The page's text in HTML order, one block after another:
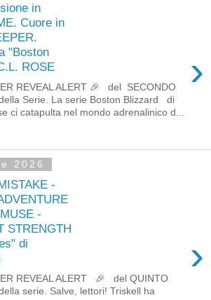
in
Cuore in
"Boston
ROSE
›
REVEAL ALERT 🎉 del SECONDO
Serie. La serie Boston Blizzard di
ci catapulta nel mondo adrenalinico d...
2026
-
-
STRENGTH
di
›
REVEAL ALERT 🎉 del QUINTO
serie. Salve, lettori! Triskell ha